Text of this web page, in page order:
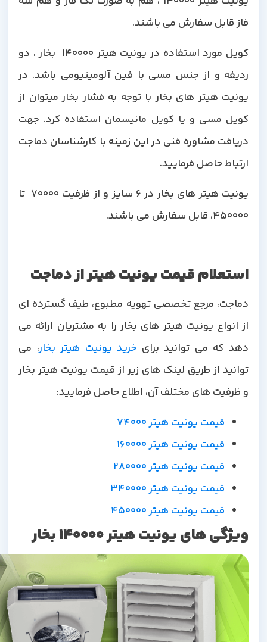
فاز قابل سفارش می باشند.
کویل مورد استفاده در یونیت هیتر 140000 بخار ، دو
ردیفه و از جنس مسی با فین آلومینیومی باشد. در
یونیت هیتر های بخار با توجه به فشار بخار میتوان از
کویل مسی و یا کویل مانیسمان استفاده کرد. جهت
دریافت مشاوره فنی در این زمینه با کارشناسان دماجت
ارتباط حاصل فرمایید.
یونیت هیتر های بخار در 6 سایز و از ظرفیت 70000 تا
450000، قابل سفارش می باشند.
استعلام قیمت یونیت هیتر از دماجت
دماجت، مرجع تخصصی تهویه مطبوع، طیف گسترده ای
از انواع یونیت هیتر های بخار را به مشتریان ارائه می
دهد که می توانید برایخرید یونیت هیتر بخار ، می
توانید از طریق لینک های زیر از قیمت یونیت هیتر بخار
و ظرفیت های مختلف آن، اطلاع حاصل فرمایید:
قیمت یونیت هیتر 74000
قیمت یونیت هیتر 160000
قیمت یونیت هیتر 280000
قیمت یونیت هیتر 340000
قیمت یونیت هیتر 450000
ویژگی های یونیت هیتر 140000 بخار